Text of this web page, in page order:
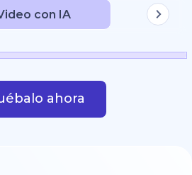
con IA
ahora